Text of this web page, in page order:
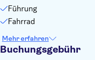
Führung
Fahrrad
Mehr erfahren
Buchungsgebühr